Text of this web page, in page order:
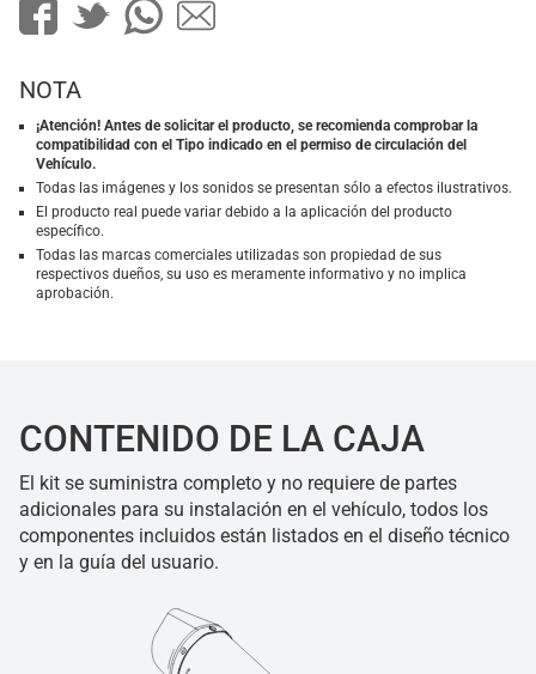
NOTA
¡Atención! Antes de solicitar el producto, se recomienda comprobar la
compatibilidad con el Tipo indicado en el permiso de circulación del
Vehículo.
Todas las imágenes y los sonidos se presentan sólo a efectos ilustrativos.
El producto real puede variar debido a la aplicación del producto
específico.
Todas las marcas comerciales utilizadas son propiedad de sus
respectivos dueños, su uso es meramente informativo y no implica
aprobación.
CONTENIDO DE LA CAJA
El kit se suministra completo y no requiere de partes
adicionales para su instalación en el vehículo, todos los
componentes incluidos están listados en el diseño técnico
y en la guía del usuario.